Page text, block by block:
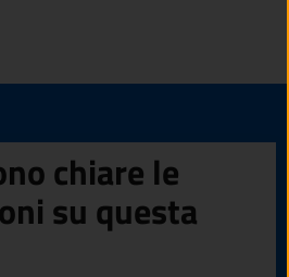
chiare le
su questa